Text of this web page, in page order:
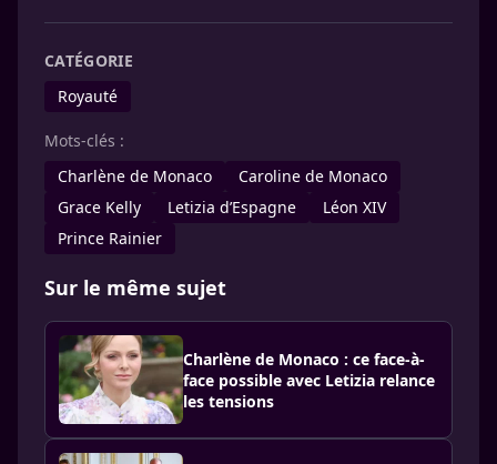
CATÉGORIE
Royauté
Mots-clés :
Charlène de Monaco
Caroline de Monaco
Grace Kelly
Letizia d’Espagne
Léon XIV
Prince Rainier
Sur le même sujet
Charlène de Monaco : ce face-à-
face possible avec Letizia relance
les tensions